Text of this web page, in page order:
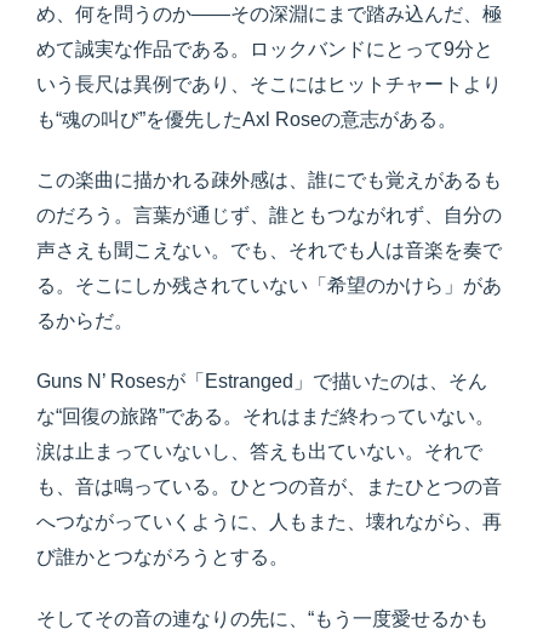
め、何を問うのか――その深淵にまで踏み込んだ、極
めて誠実な作品である。ロックバンドにとって9分と
いう長尺は異例であり、そこにはヒットチャートより
も“魂の叫び”を優先したAxl Roseの意志がある。
この楽曲に描かれる疎外感は、誰にでも覚えがあるも
のだろう。言葉が通じず、誰ともつながれず、自分の
声さえも聞こえない。でも、それでも人は音楽を奏で
る。そこにしか残されていない「希望のかけら」があ
るからだ。
Guns N’ Rosesが「Estranged」で描いたのは、そん
な“回復の旅路”である。それはまだ終わっていない。
涙は止まっていないし、答えも出ていない。それで
も、音は鳴っている。ひとつの音が、またひとつの音
へつながっていくように、人もまた、壊れながら、再
び誰かとつながろうとする。
そしてその音の連なりの先に、“もう一度愛せるかも